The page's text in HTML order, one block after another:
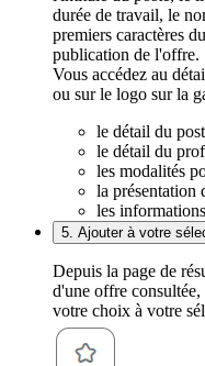
durée de travail, le
premiers caractères
publication de l'offre.
Vous accédez au
ou sur le logo sur la
le détail du
le détail du
les modalités
la présentation
les
5. Ajouter à votre
Depuis la page de
d'une offre
votre choix à votre